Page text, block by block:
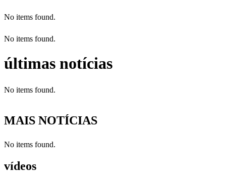
No items found.
No items found.
últimas notícias
No items found.
MAIS NOTÍCIAS
No items found.
vídeos